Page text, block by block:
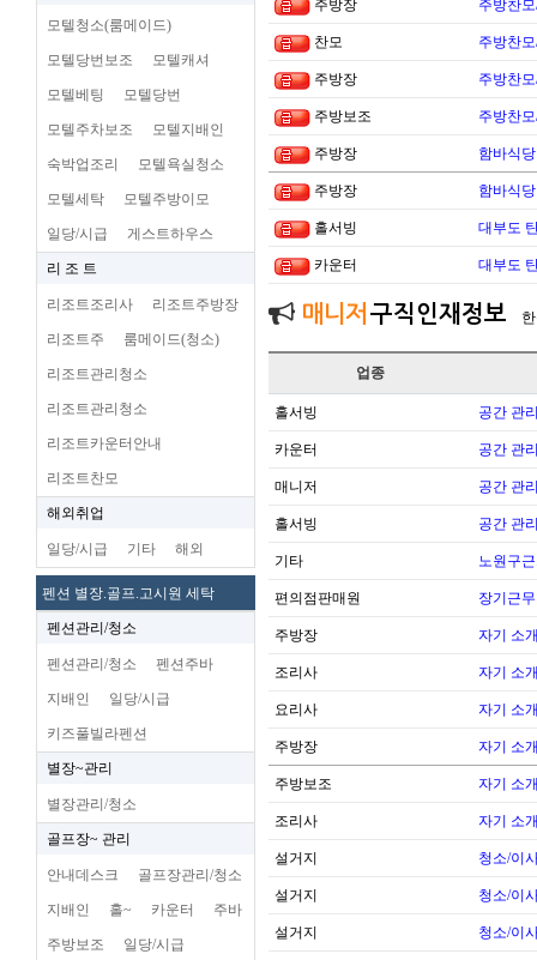
모텔청소(룸메이드)
모텔당번보조 모텔캐셔
모텔베팅 모텔당번
모텔주차보조 모텔지배인
숙박업조리 모텔욕실청소
모텔세탁 모텔주방이모
일당/시급 게스트하우스
리 조 트
리조트조리사 리조트주방장
리조트주 룸메이드(청소)
리조트관리청소
리조트관리청소
리조트카운터안내
리조트찬모
해외취업
일당/시급 기타 해외
펜션 별장.골프.고시원 세탁
펜션관리/청소
펜션관리/청소 펜션주바
지배인 일당/시급
키즈풀빌라펜션
별장~관리
별장관리/청소
골프장~ 관리
안내데스크 골프장관리/청소
지배인 홀~ 카운터 주바
주방보조 일당/시급
주방장 주방찬
찬모 주방찬
주방장 주방찬
주방보조 주방찬
주방장 함바식
주방장 함바식
홀서빙 대부도
카운터 대부도
매니저 구직인재정보
업종
홀서빙 공간 관
카운터 공간 관
매니저 공간 관
홀서빙 공간 관
기타 노원구
편의점판매원 장기근
주방장 자기 소
조리사 자기 소
요리사 자기 소
주방장 자기 소
주방보조 자기 소
조리사 자기 소
설거지 청소/이
설거지 청소/이
설거지 청소/이